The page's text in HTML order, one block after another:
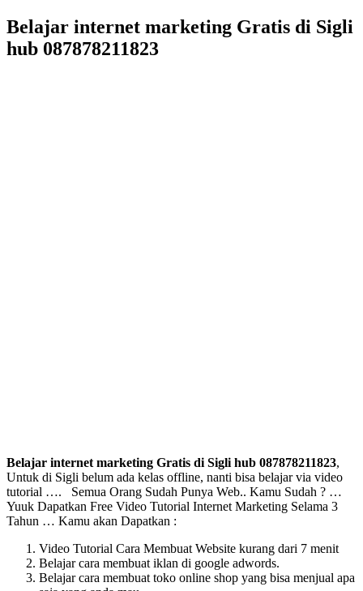
Belajar internet marketing Gratis di Sigli
hub 087878211823
Belajar internet marketing Gratis di Sigli hub 087878211823,
Untuk di Sigli belum ada kelas offline, nanti bisa belajar via video
tutorial …. Semua Orang Sudah Punya Web.. Kamu Sudah ? …
Yuuk Dapatkan Free Video Tutorial Internet Marketing Selama 3
Tahun … Kamu akan Dapatkan :
Video Tutorial Cara Membuat Website kurang dari 7 menit
Belajar cara membuat iklan di google adwords.
Belajar cara membuat toko online shop yang bisa menjual apa